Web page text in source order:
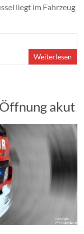
liegt im Fahrzeug
Weiterlesen
akut